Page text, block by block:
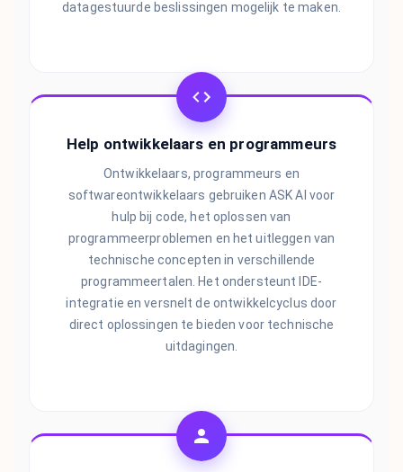
datagestuurde beslissingen mogelijk te maken.
Help ontwikkelaars en programmeurs
Ontwikkelaars, programmeurs en
softwareontwikkelaars gebruiken ASK AI voor
hulp bij code, het oplossen van
programmeerproblemen en het uitleggen van
technische concepten in verschillende
programmeertalen. Het ondersteunt IDE-
integratie en versnelt de ontwikkelcyclus door
direct oplossingen te bieden voor technische
uitdagingen.